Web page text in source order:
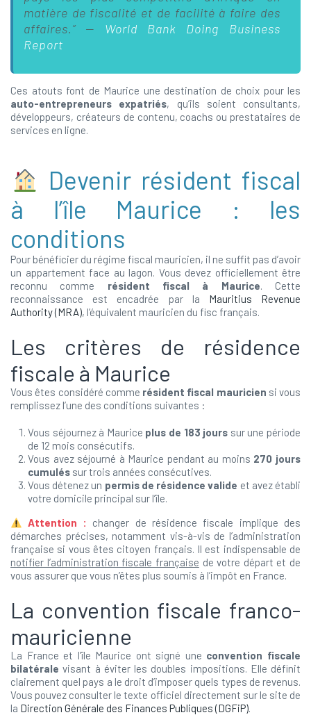
matière de fiscalité et de facilité à faire des
affaires.” — World Bank Doing Business
Report
Ces atouts font de Maurice une destination de choix pour les
auto-entrepreneurs expatriés, qu’ils soient consultants,
développeurs, créateurs de contenu, coachs ou prestataires de
services en ligne.
Devenir résident fiscal
à l’île Maurice : les
conditions
Pour bénéficier du régime fiscal mauricien, il ne suffit pas d’avoir
un appartement face au lagon. Vous devez officiellement être
reconnu comme résident fiscal à Maurice. Cette
reconnaissance est encadrée par la Mauritius Revenue
Authority (MRA), l’équivalent mauricien du fisc français.
Les critères de résidence
fiscale à Maurice
Vous êtes considéré comme résident fiscal mauricien si vous
remplissez l’une des conditions suivantes :
Vous séjournez à Maurice plus de 183 jours sur une période
de 12 mois consécutifs.
Vous avez séjourné à Maurice pendant au moins 270 jours
cumulés sur trois années consécutives.
Vous détenez un permis de résidence valide et avez établi
votre domicile principal sur l’île.
Attention :
changer de résidence fiscale implique des
démarches précises, notamment vis-à-vis de l’administration
française si vous êtes citoyen français. Il est indispensable de
notifier l’administration fiscale française de votre départ et de
vous assurer que vous n’êtes plus soumis à l’impôt en France.
La convention fiscale franco-
mauricienne
La France et l’île Maurice ont signé une convention fiscale
bilatérale visant à éviter les doubles impositions. Elle définit
clairement quel pays a le droit d’imposer quels types de revenus.
Vous pouvez consulter le texte officiel directement sur le site de
la Direction Générale des Finances Publiques (DGFiP).